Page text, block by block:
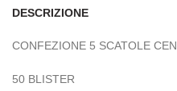
DESCRIZIONE
CONFEZIONE 5 SCATOLE
50 BLISTER